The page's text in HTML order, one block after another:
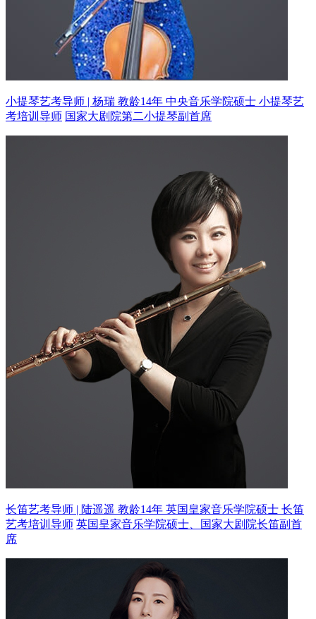
小提琴艺考导师 | 杨瑞 教龄14年 中央音乐学院硕士 小提琴艺
考培训导师 国家大剧院第二小提琴副首席
长笛艺考导师 | 陆遥遥 教龄14年 英国皇家音乐学院硕士 长笛
艺考培训导师 英国皇家音乐学院硕士、国家大剧院长笛副首
席